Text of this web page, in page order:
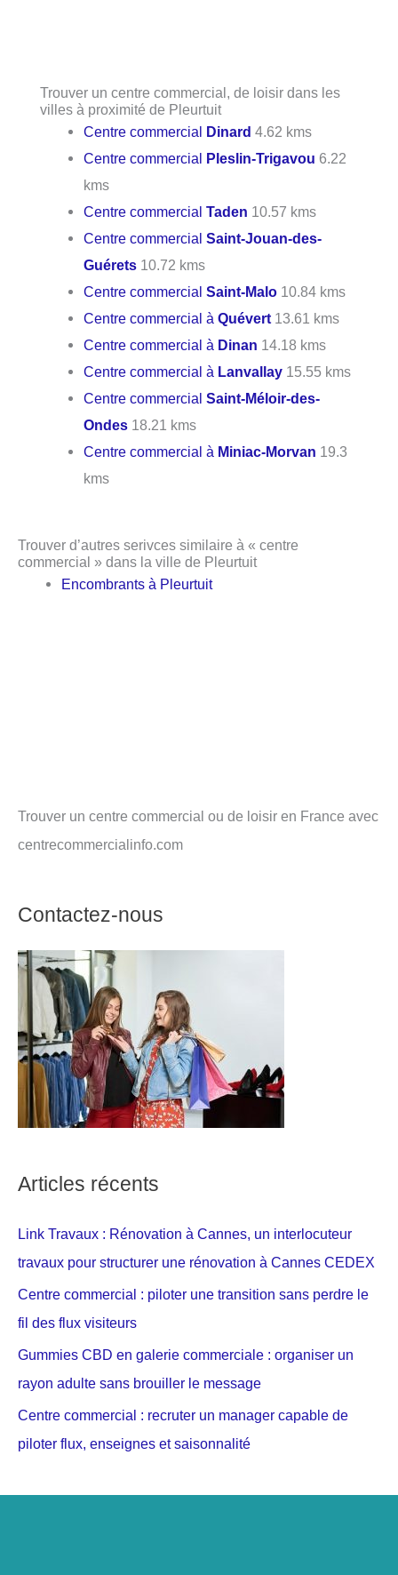
Trouver un centre commercial, de loisir dans les
villes à proximité de Pleurtuit
Centre commercial Dinard 4.62 kms
Centre commercial Pleslin-Trigavou 6.22
kms
Centre commercialTaden 10.57 kms
Centre commercialSaint-Jouan-des-
Guérets 10.72 kms
Centre commercialSaint-Malo 10.84 kms
Centre commercial àQuévert 13.61 kms
Centre commercial à Dinan 14.18 kms
Centre commercial à Lanvallay 15.55 kms
Centre commercialSaint-Méloir-des-
Ondes 18.21 kms
Centre commercial à Miniac-Morvan 19.3
kms
Trouver d’autres serivces similaire à « centre
commercial » dans la ville de Pleurtuit
Encombrants à Pleurtuit
Trouver un centre commercial ou de loisir en France avec
centrecommercialinfo.com
Contactez-nous
Articles récents
Link Travaux : Rénovation à Cannes, un interlocuteur
travaux pour structurer une rénovation à Cannes CEDEX
Centre commercial : piloter une transition sans perdre le
fil des flux visiteurs
Gummies CBD en galerie commerciale : organiser un
rayon adulte sans brouiller le message
Centre commercial : recruter un manager capable de
piloter flux, enseignes et saisonnalité